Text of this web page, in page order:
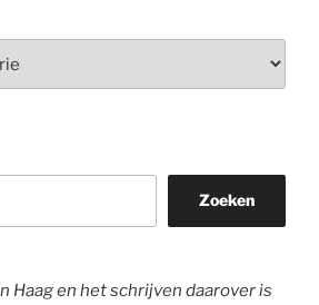
Zoeken
Haag en het schrijven daarover is